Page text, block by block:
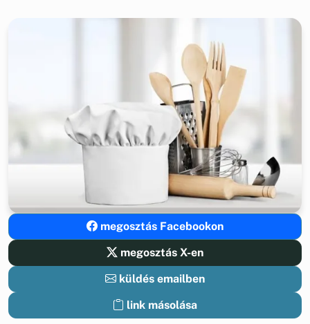
megosztás Facebookon
megosztás X-en
küldés emailben
link másolása